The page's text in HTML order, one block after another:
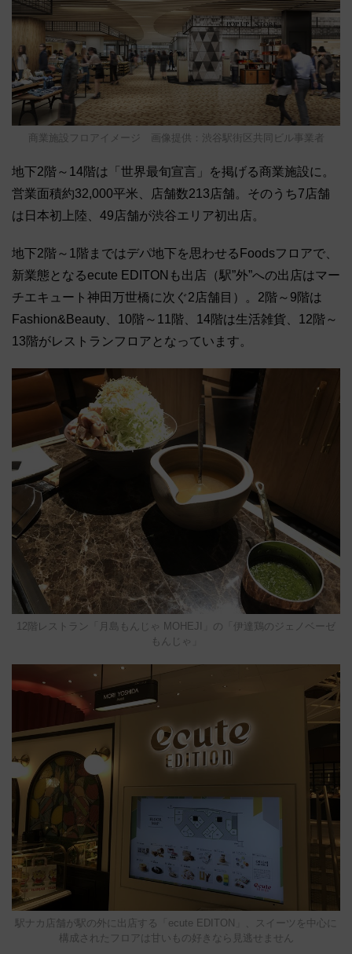
商業施設フロアイメージ 画像提供：渋谷駅街区共同ビル事業者
地下2階～14階は「世界最旬宣言」を掲げる商業施設に。
営業面積約32,000平米、店舗数213店舗。そのうち7店舗
は日本初上陸、49店舗が渋谷エリア初出店。
地下2階～1階まではデパ地下を思わせるFoodsフロアで、
新業態となるecute EDITONも出店（駅”外”への出店はマー
チエキュート神田万世橋に次ぐ2店舗目）。2階～9階は
Fashion&Beauty、10階～11階、14階は生活雑貨、12階～
13階がレストランフロアとなっています。
12階レストラン「月島もんじゃ MOHEJI」の「伊達鶏のジェノベーゼ
もんじゃ」
駅ナカ店舗が駅の外に出店する「ecute EDITON」、スイーツを中心に
構成されたフロアは甘いもの好きなら見逃せません